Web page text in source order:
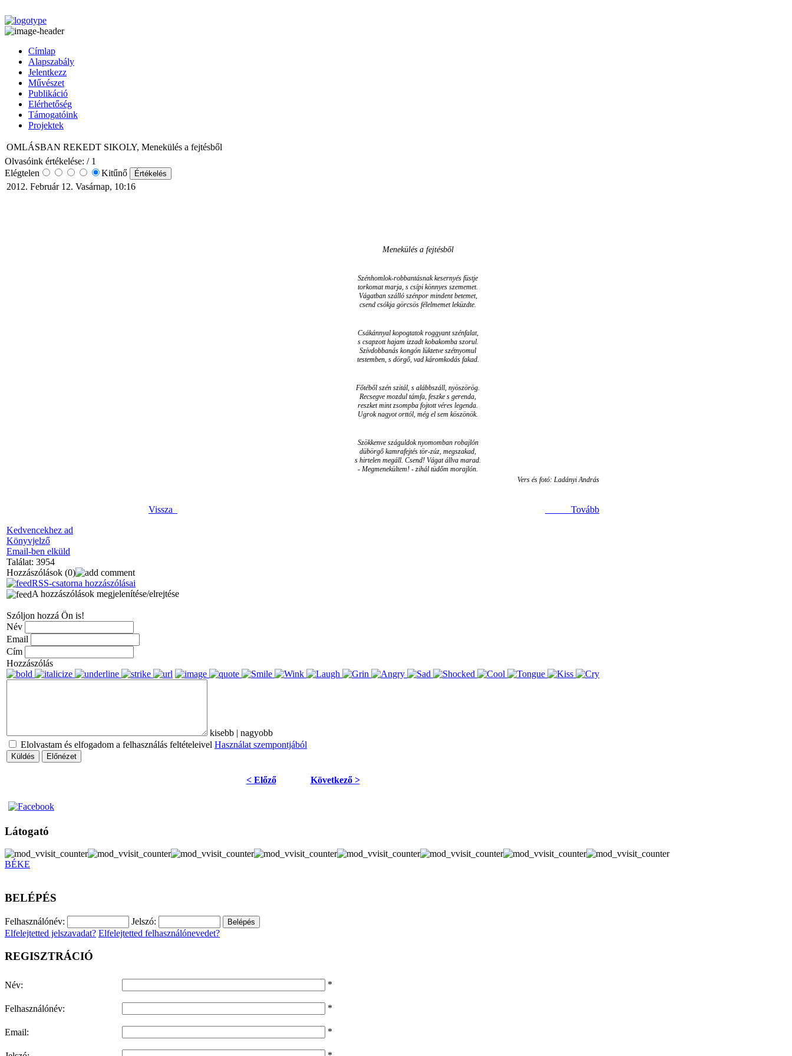
Címlap
Alapszabály
Jelentkezz
Művészet
Publikáció
Elérhetőség
Támogatóink
Projektek
OMLÁSBAN REKEDT SIKOLY, Menekülés a fejtésből
Olvasóink értékelése: / 1
Elégtelen
Kitűnő
2012. Február 12. Vasárnap, 10:16
Menekülés a fejtésből
Szénhomlok-robbantásnak kesernyés füstje
torkomat marja, s csípi könnyes szememet.
Vágatban szálló szénpor mindent betemet,
csend csókja görcsös félelmemet leküzdte.
Csákánnyal kopogtatok roggyant szénfalat,
s csapzott hajam izzadt kobakomba szorul.
Szívdobbanás kongón lüktetve szétnyomul
testemben, s dörgő, vad káromkodás fakad.
Főtéből szén szitál, s alábbszáll, nyöszörög.
Recsegve mozdul támfa, feszke s gerenda,
reszket mint zsompba fojtott véres legenda.
Ugrok nagyot orttól, még el sem köszönök.
Szökkenve száguldok nyomomban robajlón
dübörgő kamrafejtés tör-zúz, megszakad,
s hirtelen megáll. Csend! Vágat állva marad.
- Megmenekültem! - zihál tüdőm morajlón.
Vers és fotó: Ladányi András
Vissza Tovább
Kedvencekhez ad
Könyvjelző
Email-ben elküld
Találat: 3954
Hozzászólások (0)
RSS-csatorna hozzászólásai
A hozzászólások megjelenítése/elrejtése
Szóljon hozzá Ön is!
Név
Email
Cím
Hozzászólás
kisebb | nagyobb
Elolvastam és elfogadom a felhasználás feltételeivel Használat szempontjából
Küldés Előnézet
< Előző Következő >
Látogató
BÉKE
BELÉPÉS
Felhasználónév:
Jelszó:
Elfelejtetted jelszavadat? Elfelejtetted felhasználónevedet?
REGISZTRÁCIÓ
Név: *
Felhasználónév: *
Email: *